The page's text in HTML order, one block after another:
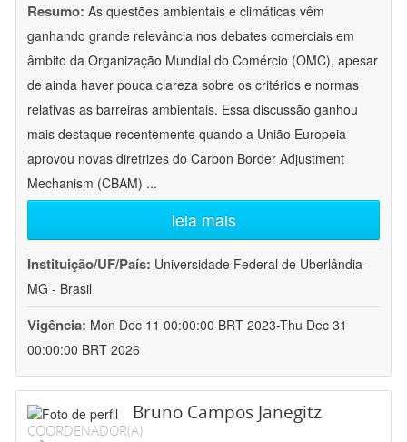
Resumo: As questões ambientais e climáticas vêm
ganhando grande relevância nos debates comerciais em
âmbito da Organização Mundial do Comércio (OMC), apesar
de ainda haver pouca clareza sobre os critérios e normas
relativas as barreiras ambientais. Essa discussão ganhou
mais destaque recentemente quando a União Europeia
aprovou novas diretrizes do Carbon Border Adjustment
Mechanism (CBAM) ...
leia mais
Instituição/UF/País: Universidade Federal de Uberlândia -
MG - Brasil
Vigência: Mon Dec 11 00:00:00 BRT 2023-Thu Dec 31
00:00:00 BRT 2026
Bruno Campos Janegitz
COORDENADOR(A)